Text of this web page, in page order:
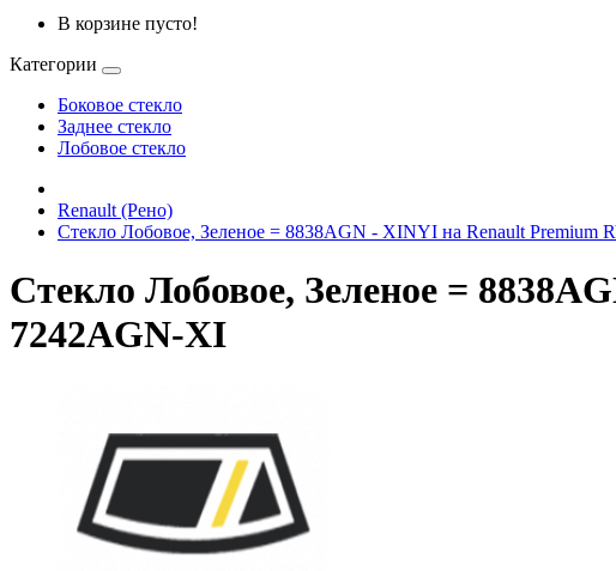
В корзине пусто!
Категории
Боковое стекло
Заднее стекло
Лобовое стекло
Renault (Рено)
Стекло Лобовое, Зеленое = 8838AGN - XINYI на Renault Premium
Стекло Лобовое, Зеленое =
7242AGN-XI